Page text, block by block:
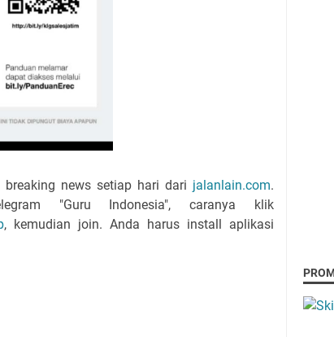
news setiap hari dari jalanlain.com.
"Guru Indonesia", caranya klik
, kemudian join. Anda harus install aplikasi